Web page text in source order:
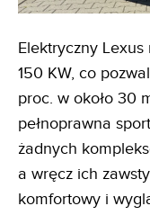
Elektryczny
150 KW, co
proc. w około 30
pełnoprawna
żadnych
a wręcz ich
komfortowy i